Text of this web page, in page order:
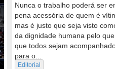
Nunca o trabalho poderá ser
pena acessória de quem é
mas é justo que seja visto
da dignidade humana pelo
que todos sejam
para o...
Editorial